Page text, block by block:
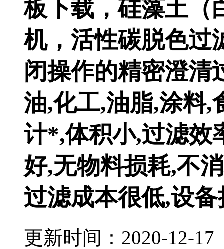
板下载，硅藻土（
机，活性碳脱
闭操作的精密澄清
油,化工,油脂,涂料,
计*,体积小,过滤效
好,无物料损耗,不
过滤成本很低,设
更新时间：2020-12-17